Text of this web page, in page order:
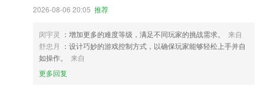
2026-08-06 20:05 推荐
闵宇灵 ：增加更多的难度等级，满足不同玩家的挑战需求。
来自
舒忠月 ：设计巧妙的游戏控制方式，以确保玩家能够轻松上手并自
如操作。
来自
更多回复